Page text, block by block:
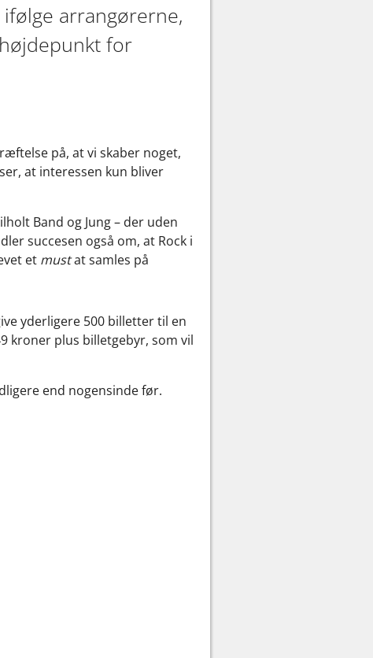
arrangørerne,
for
på, at vi skaber noget,
at interessen kun bliver
Band og Jung – der uden
succesen også om, at Rock i
et mustat samles på
yderligere 500 billetter til en
kroner plus billetgebyr, som vil
end nogensinde før.